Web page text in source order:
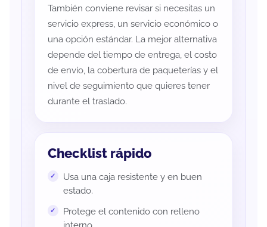
También conviene revisar si necesitas un
servicio express, un servicio económico o
una opción estándar. La mejor alternativa
depende del tiempo de entrega, el costo
de envío, la cobertura de paqueterías y el
nivel de seguimiento que quieres tener
durante el traslado.
Checklist rápido
Usa una caja resistente y en buen
estado.
Protege el contenido con relleno